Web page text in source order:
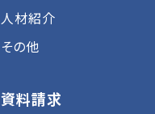
人材紹介
その他
資料請求